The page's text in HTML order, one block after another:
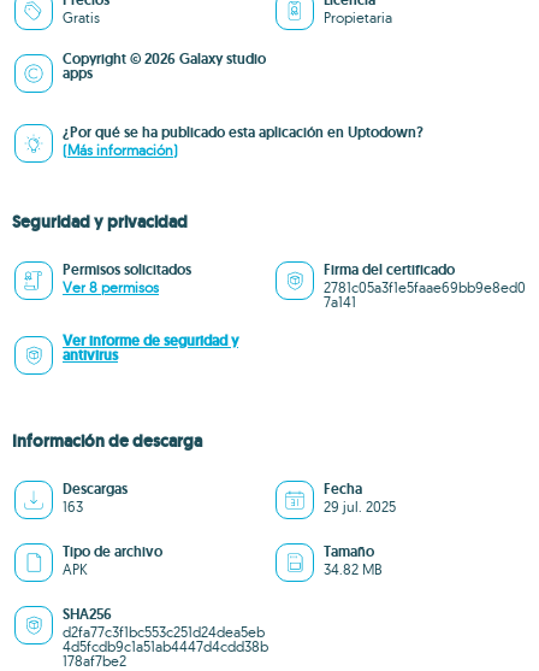
Gratis Propietaria
Copyright © 2026 Galaxy studio
apps
¿Por qué se ha publicado esta aplicación en Uptodown?
(Más información)
Seguridad y privacidad
Permisos solicitados
Ver 8 permisos
Firma del certificado
2781c05a3f1e5faae69bb9e8ed0
7a141
Ver informe de seguridad y
antivirus
Información de descarga
Descargas
163
Fecha
29 jul. 2025
Tipo de archivo
APK
Tamaño
34.82 MB
SHA256
d2fa77c3f1bc553c251d24dea5eb
4d5fcdb9c1a51ab4447d4cdd38b
178af7be2